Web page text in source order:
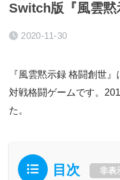
Switch版『風雲黙
2020-11-30
『風雲黙示録 格闘創世
対戦格闘ゲームです。
た。
目次 非表